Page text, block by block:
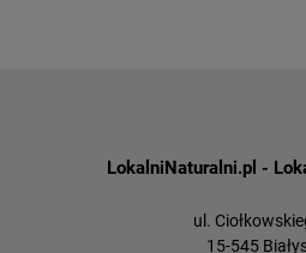
LokalniNaturalni.pl -
ul.
15-545